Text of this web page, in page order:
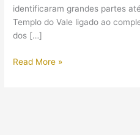
identificaram grandes partes
Templo do Vale ligado ao
dos […]
Arqueólogos
Read More »